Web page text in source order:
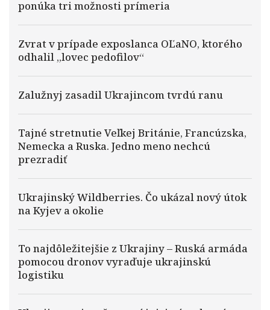
ponúka tri možnosti prímeria
Zvrat v prípade exposlanca OĽaNO, ktorého
odhalil „lovec pedofilov“
Zalužnyj zasadil Ukrajincom tvrdú ranu
Tajné stretnutie Veľkej Británie, Francúzska,
Nemecka a Ruska. Jedno meno nechcú
prezradiť
Ukrajinský Wildberries. Čo ukázal nový útok
na Kyjev a okolie
To najdôležitejšie z Ukrajiny – Ruská armáda
pomocou dronov vyraďuje ukrajinskú
logistiku